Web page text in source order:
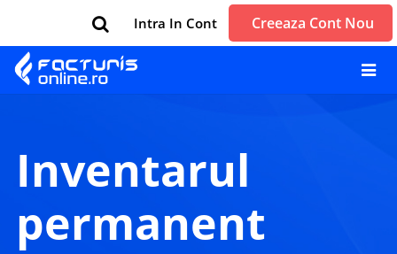
Intra In Cont Creeaza Cont Nou
inventarul
permanent